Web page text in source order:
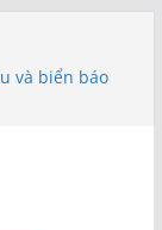
và biển báo
thực vật
DIỆN ĐỈNH